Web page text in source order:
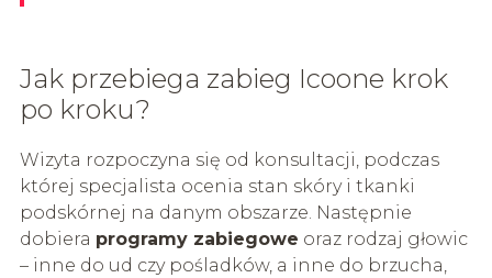
Jak przebiega zabieg Icoone krok
po kroku?
Wizyta rozpoczyna się od konsultacji, podczas
której specjalista ocenia stan skóry i tkanki
podskórnej na danym obszarze. Następnie
dobiera programy zabiegowe oraz rodzaj głowic
– inne do ud czy pośladków, a inne do brzucha,